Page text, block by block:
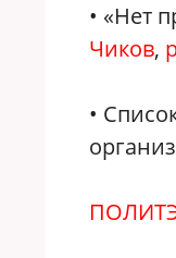
• «Нет
Чиков,
•